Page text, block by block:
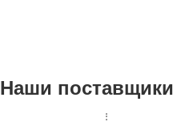
Наши поставщики